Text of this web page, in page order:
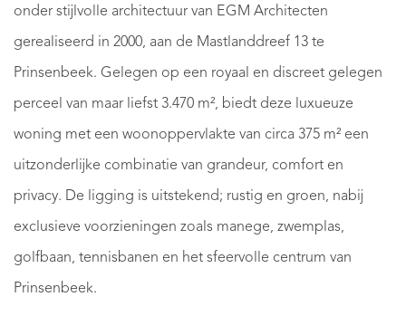
onder stijlvolle architectuur van EGM Architecten
gerealiseerd in 2000, aan de Mastlanddreef 13 te
Prinsenbeek. Gelegen op een royaal en discreet gelegen
perceel van maar liefst 3.470 m², biedt deze luxueuze
woning met een woonoppervlakte van circa 375 m² een
uitzonderlijke combinatie van grandeur, comfort en
privacy. De ligging is uitstekend; rustig en groen, nabij
exclusieve voorzieningen zoals manege, zwemplas,
golfbaan, tennisbanen en het sfeervolle centrum van
Prinsenbeek.